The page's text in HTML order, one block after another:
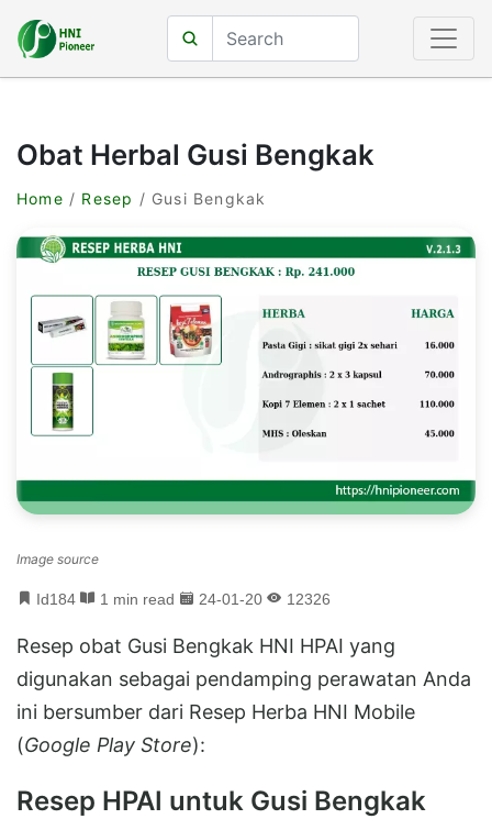
Obat Herbal Gusi Bengkak
Home / Resep / Gusi Bengkak
Image source
Id184 1 min read 24-01-20 12326
Resep obat Gusi Bengkak HNI HPAI yang
digunakan sebagai pendamping perawatan Anda
ini bersumber dari Resep Herba HNI Mobile
(Google Play Store):
Resep HPAI untuk Gusi Bengkak